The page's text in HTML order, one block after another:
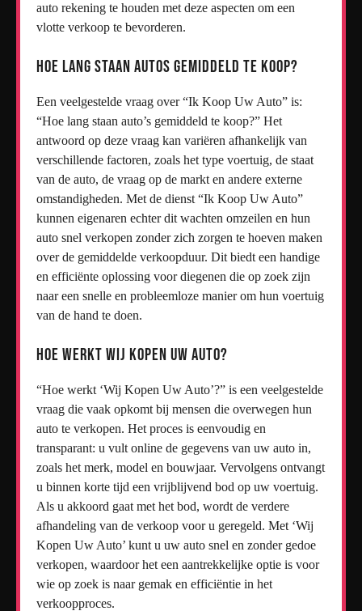
auto rekening te houden met deze aspecten om een
vlotte verkoop te bevorderen.
Hoe lang staan autos gemiddeld te koop?
Een veelgestelde vraag over “Ik Koop Uw Auto” is:
“Hoe lang staan auto’s gemiddeld te koop?” Het
antwoord op deze vraag kan variëren afhankelijk van
verschillende factoren, zoals het type voertuig, de staat
van de auto, de vraag op de markt en andere externe
omstandigheden. Met de dienst “Ik Koop Uw Auto”
kunnen eigenaren echter dit wachten omzeilen en hun
auto snel verkopen zonder zich zorgen te hoeven maken
over de gemiddelde verkoopduur. Dit biedt een handige
en efficiënte oplossing voor diegenen die op zoek zijn
naar een snelle en probleemloze manier om hun voertuig
van de hand te doen.
Hoe werkt wij kopen uw auto?
“Hoe werkt ‘Wij Kopen Uw Auto’?” is een veelgestelde
vraag die vaak opkomt bij mensen die overwegen hun
auto te verkopen. Het proces is eenvoudig en
transparant: u vult online de gegevens van uw auto in,
zoals het merk, model en bouwjaar. Vervolgens ontvangt
u binnen korte tijd een vrijblijvend bod op uw voertuig.
Als u akkoord gaat met het bod, wordt de verdere
afhandeling van de verkoop voor u geregeld. Met ‘Wij
Kopen Uw Auto’ kunt u uw auto snel en zonder gedoe
verkopen, waardoor het een aantrekkelijke optie is voor
wie op zoek is naar gemak en efficiëntie in het
verkoopproces.